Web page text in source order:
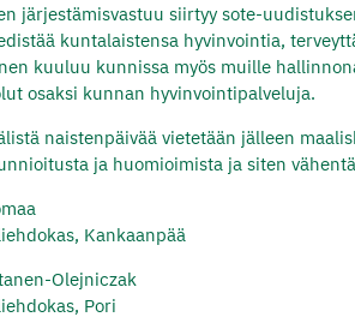
järjestämisvastuu siirtyy sote-
kuntalaistensa hyvinvointia,
kuuluu kunnissa myös muille
osaksi kunnan hyvinvointipalveluja.
naistenpäivää vietetään jälleen
ja huomioimista ja siten
Kankaanpää
Olejniczak
Pori